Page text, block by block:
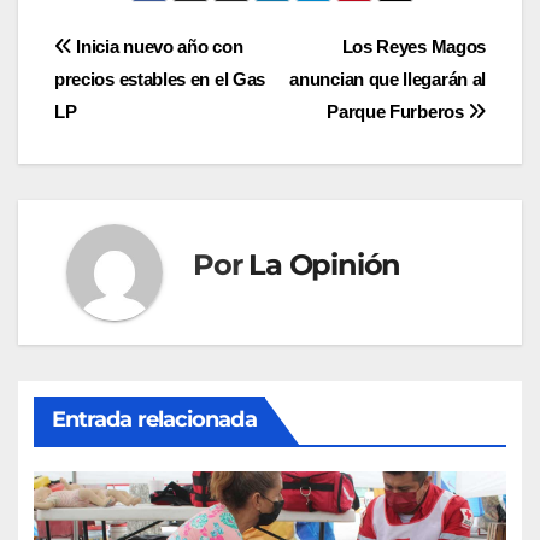
Navegación
de
entradas
Los Reyes Magos
anuncian que llegarán al
Parque Furberos
Inicia nuevo año con
precios estables en el Gas
LP
Por La Opinión
Entrada relacionada